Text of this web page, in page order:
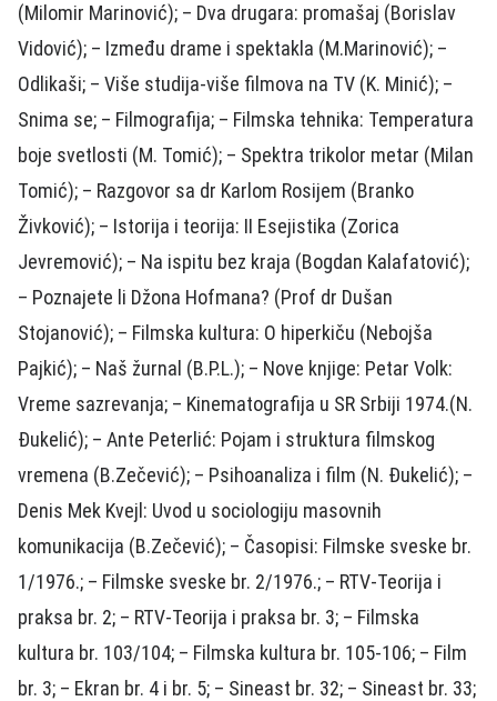
(Milomir Marinović); – Dva drugara: promašaj (Borislav
Vidović); – Između drame i spektakla (M.Marinović); –
Odlikaši; – Više studija-više filmova na TV (K. Minić); –
Snima se; – Filmografija; – Filmska tehnika: Temperatura
boje svetlosti (M. Tomić); – Spektra trikolor metar (Milan
Tomić); – Razgovor sa dr Karlom Rosijem (Branko
Živković); – Istorija i teorija: II Esejistika (Zorica
Jevremović); – Na ispitu bez kraja (Bogdan Kalafatović);
– Poznajete li Džona Hofmana? (Prof dr Dušan
Stojanović); – Filmska kultura: O hiperkiču (Nebojša
Pajkić); – Naš žurnal (B.P.L.); – Nove knjige: Petar Volk:
Vreme sazrevanja; – Kinematografija u SR Srbiji 1974.(N.
Đukelić); – Ante Peterlić: Pojam i struktura filmskog
vremena (B.Zečević); – Psihoanaliza i film (N. Đukelić); –
Denis Mek Kvejl: Uvod u sociologiju masovnih
komunikacija (B.Zečević); – Časopisi: Filmske sveske br.
1/1976.; – Filmske sveske br. 2/1976.; – RTV-Teorija i
praksa br. 2; – RTV-Teorija i praksa br. 3; – Filmska
kultura br. 103/104; – Filmska kultura br. 105-106; – Film
br. 3; – Ekran br. 4 i br. 5; – Sineast br. 32; – Sineast br. 33;